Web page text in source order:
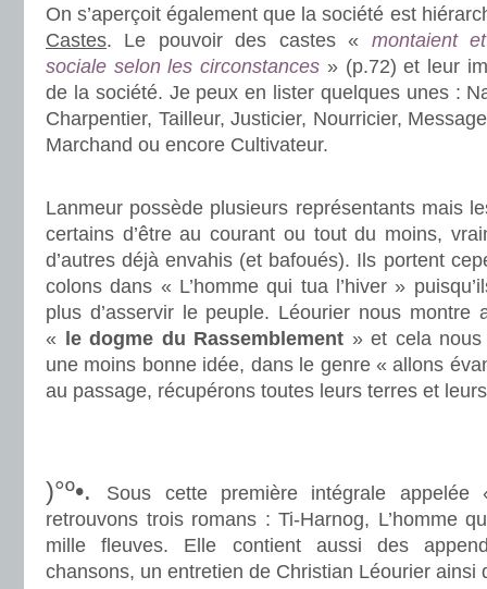
On s’aperçoit également que la société est
Castes. Le pouvoir des castes « montaient
sociale selon les circonstances » (p.72) et leur
de la société. Je peux en lister quelques unes :
Charpentier, Tailleur, Justicier, Nourricier,
Marchand ou encore Cultivateur.
Lanmeur possède plusieurs représentants mais
certains d’être au courant ou tout du moins,
d’autres déjà envahis (et bafoués). Ils portent
colons dans « L’homme qui tua l’hiver »
plus d’asservir le peuple. Léourier nous montre
«
le dogme du Rassemblement » et cela nous
une moins bonne idée, dans le genre « allons
au passage, récupérons toutes leurs terres et
)°º•.
Sous cette première intégrale appelée
retrouvons trois romans : Ti-Harnog, L’homme
mille fleuves. Elle contient aussi des
chansons, un entretien de Christian Léourier ainsi